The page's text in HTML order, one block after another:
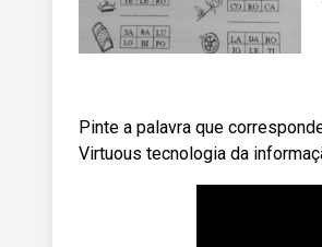
Pinte a palavra que
Virtuous tecnologia da